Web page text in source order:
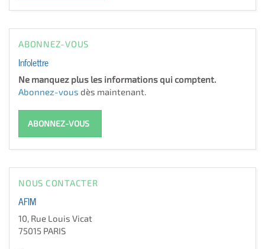
ABONNEZ-VOUS
Infolettre
Ne manquez plus les informations qui comptent.
Abonnez-vous dès maintenant.
ABONNEZ-VOUS
NOUS CONTACTER
AFIM
10, Rue Louis Vicat
75015 PARIS